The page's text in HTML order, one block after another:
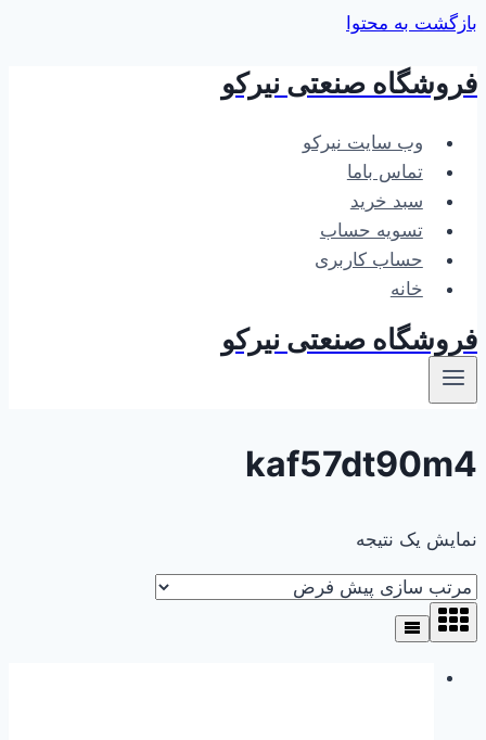
بازگشت به محتوا
فروشگاه صنعتی نیرکو
وب سایت نیرکو
تماس باما
سبد خرید
تسویه حساب
حساب کاربری
خانه
فروشگاه صنعتی نیرکو
kaf57dt90m4
نمایش یک نتیجه